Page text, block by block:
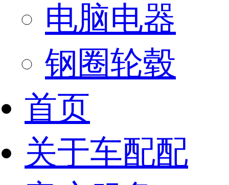
电脑电器
钢圈轮毂
首页
关于车配配